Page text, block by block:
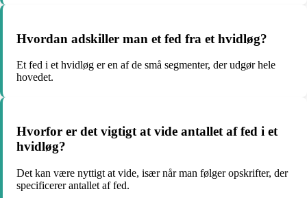
Hvordan adskiller man et fed fra et hvidløg?
Et fed i et hvidløg er en af de små segmenter, der udgør hele
hovedet.
Hvorfor er det vigtigt at vide antallet af fed i et
hvidløg?
Det kan være nyttigt at vide, især når man følger opskrifter, der
specificerer antallet af fed.